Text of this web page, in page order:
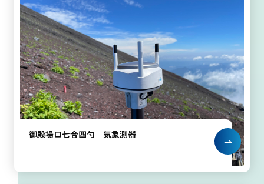
御殿場口七合四勺 気象測器